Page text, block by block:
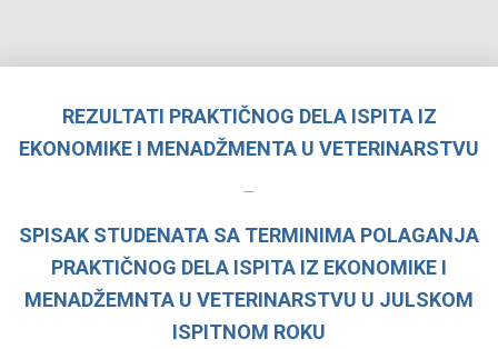
REZULTATI PRAKTIČNOG DELA ISPITA IZ
EKONOMIKE I MENADŽMENTA U VETERINARSTVU
–
SPISAK STUDENATA SA TERMINIMA POLAGANJA
PRAKTIČNOG DELA ISPITA IZ EKONOMIKE I
MENADŽEMNTA U VETERINARSTVU U JULSKOM
ISPITNOM ROKU